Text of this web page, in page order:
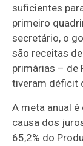
suficientes
primeiro
secretário, o
são receitas
primárias – de
tiveram déficit
A meta anual
causa dos
65,2% do